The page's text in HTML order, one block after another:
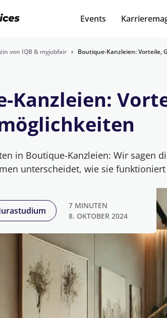
Events
von IQB & myjobfair › Boutique-Kanzleien: Vorteile,
Kanzleien:
in Boutique-Kanzleien: Wir sagen
unterscheidet, wie sie
7 MINUTEN
8. OKTOBER 2024